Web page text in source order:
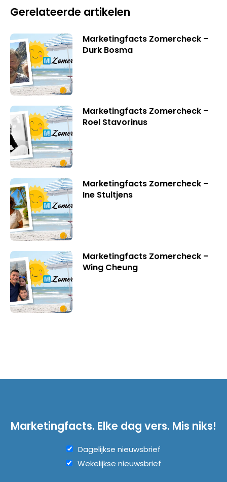
Gerelateerde artikelen
Marketingfacts Zomercheck –
Durk Bosma
Marketingfacts Zomercheck –
Roel Stavorinus
Marketingfacts Zomercheck –
Ine Stultjens
Marketingfacts Zomercheck –
Wing Cheung
Marketingfacts. Elke dag vers. Mis niks!
Dagelijkse nieuwsbrief
Wekelijkse nieuwsbrief